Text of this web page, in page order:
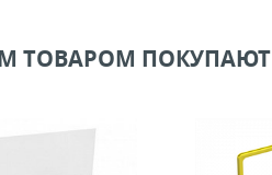
ТОВАРОМ ПОКУПАЮТ